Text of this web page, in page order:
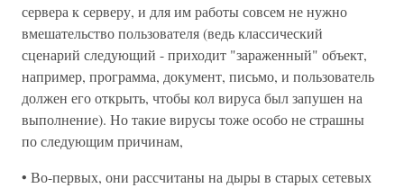
сервера к серверу, и для им работы совсем не нужно
вмешательство пользователя (ведь классический
сценарий следующий - приходит "зараженный" объект,
например, программа, документ, письмо, и пользователь
должен его открыть, чтобы кол вируса был запушен на
выполнение). Но такие вирусы тоже особо не страшны
по следующим причинам,
• Во-первых, они рассчитаны на дыры в старых сетевых